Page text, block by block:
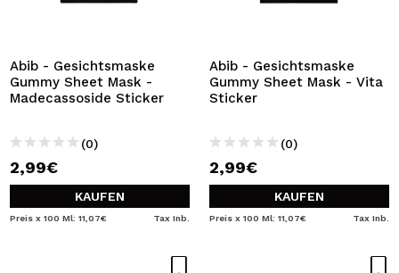
Abib - Gesichtsmaske
Gummy Sheet Mask -
Madecassoside Sticker
(0)
2,99€
KAUFEN
Preis x 100 Ml: 11,07€ Tax Inb.
Abib - Gesichtsmaske
Gummy Sheet Mask - Vita
Sticker
(0)
2,99€
KAUFEN
Preis x 100 Ml: 11,07€ Tax Inb.